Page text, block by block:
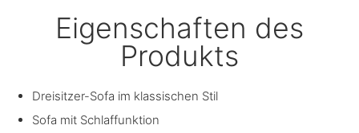
Eigenschaften des
Produkts
Dreisitzer-Sofa im klassischen Stil
Sofa mit Schlaffunktion